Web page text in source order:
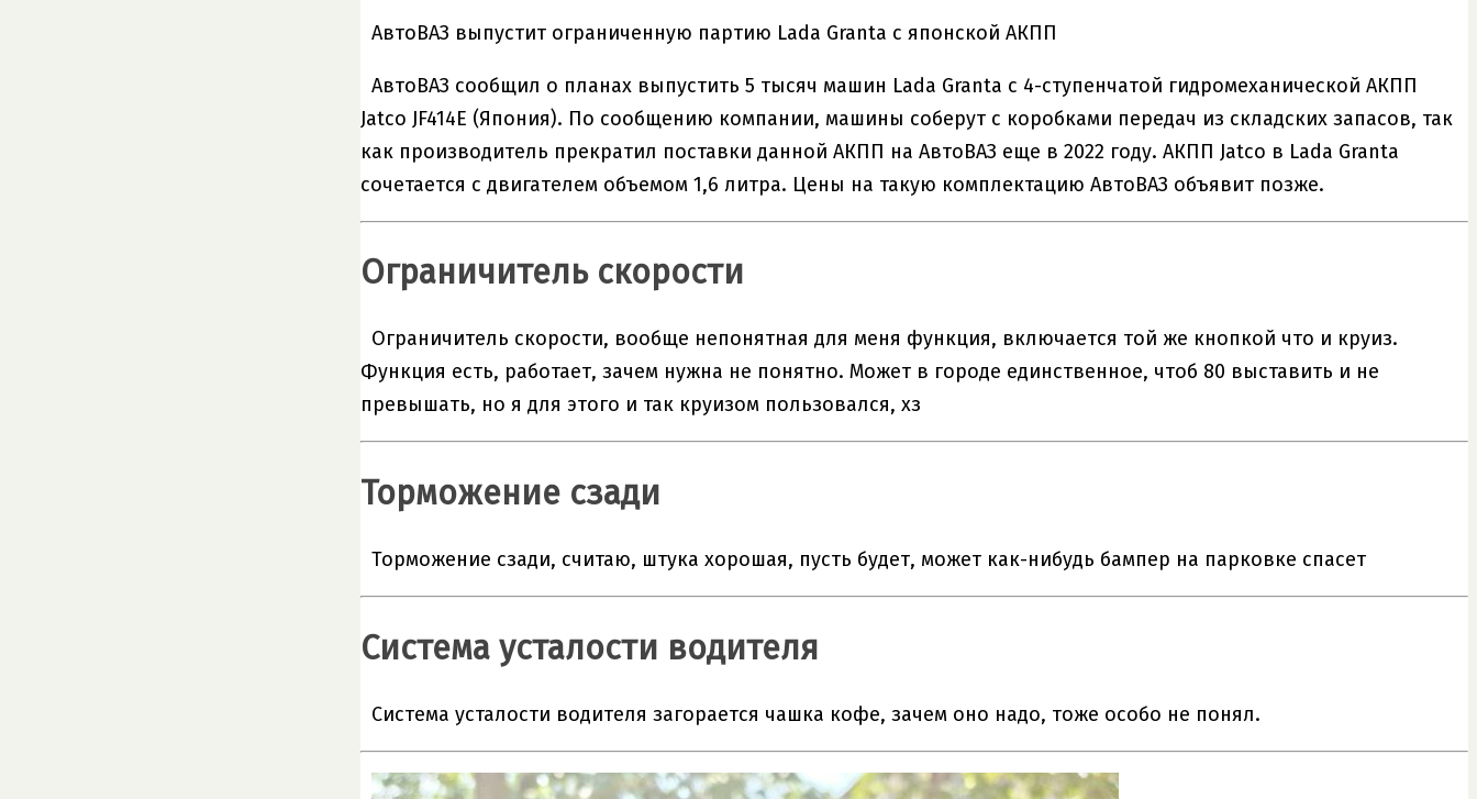
АвтоВАЗ выпустит ограниченную партию Lada Granta с японской АКПП
АвтоВАЗ сообщил о планах выпустить 5 тысяч машин Lada Granta с 4-ступенчатой гидромеханической АКПП
Jatco JF414E (Япония). По сообщению компании, машины соберут с коробками передач из складских запасов, так
как производитель прекратил поставки данной АКПП на АвтоВАЗ еще в 2022 году. АКПП Jatco в Lada Granta
сочетается с двигателем объемом 1,6 литра. Цены на такую комплектацию АвтоВАЗ объявит позже.
Ограничитель скорости
Ограничитель скорости, вообще непонятная для меня функция, включается той же кнопкой что и круиз.
Функция есть, работает, зачем нужна не понятно. Может в городе единственное, чтоб 80 выставить и не
превышать, но я для этого и так круизом пользовался, хз
Торможение сзади
Торможение сзади, считаю, штука хорошая, пусть будет, может как-нибудь бампер на парковке спасет
Система усталости водителя
Система усталости водителя загорается чашка кофе, зачем оно надо, тоже особо не понял.